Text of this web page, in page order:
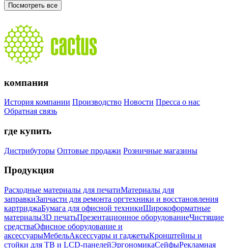
Посмотреть все
компания
История компании Производство Новости Пресса о нас
Обратная связь
где купить
Дистрибуторы Оптовые продажи Розничные магазины
Продукция
Расходные материалы для печатиМатериалы для
заправкиЗапчасти для ремонта оргтехники и восстановления
картриджаБумага для офисной техникиШирокоформатные
материалы3D печатьПрезентационное оборудованиеЧистящие
средстваОфисное оборудование и
аксессуарыМебельАксессуары и гаджетыКронштейны и
стойки для ТВ и LCD-панелейЭргономикаСейфыРекламная